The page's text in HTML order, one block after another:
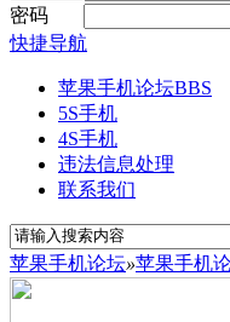
密码
快捷导航
苹果手机论坛BBS
5S手机
4S手机
违法信息处理
联系我们
苹果手机论坛»苹果手机